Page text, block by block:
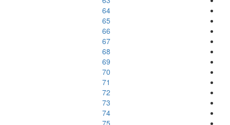
64
65
66
67
68
69
70
71
72
73
74